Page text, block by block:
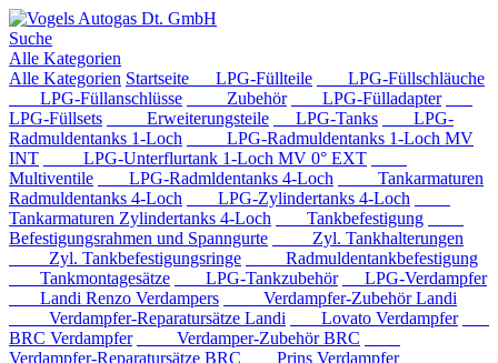
Suche
Alle Kategorien
Alle Kategorien Startseite LPG-Füllteile
LPG-Füllschläuche
LPG-Füllanschlüsse
Zubehör
LPG-Fülladapter
LPG-Füllsets
Erweiterungsteile LPG-Tanks
LPG-
Radmuldentanks 1-Loch
LPG-Radmuldentanks 1-Loch MV
INT
LPG-Unterflurtank 1-Loch MV 0° EXT
Multiventile
LPG-Radmldentanks 4-Loch
Tankarmaturen
Radmuldentanks 4-Loch
LPG-Zylindertanks 4-Loch
Tankarmaturen Zylindertanks 4-Loch
Tankbefestigung
Befestigungsrahmen und Spanngurte
Zyl. Tankhalterungen
Zyl. Tankbefestigungsringe
Radmuldentankbefestigung
Tankmontagesätze
LPG-Tankzubehör
LPG-Verdampfer
Landi Renzo Verdampers
Verdampfer-Zubehör Landi
Verdampfer-Reparatursätze Landi
Lovato Verdampfer
BRC Verdampfer
Verdamper-Zubehör BRC
Verdampfer-Reparatursätze BRC
Prins Verdampfer